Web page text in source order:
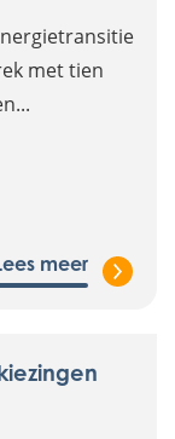
met tien
meer